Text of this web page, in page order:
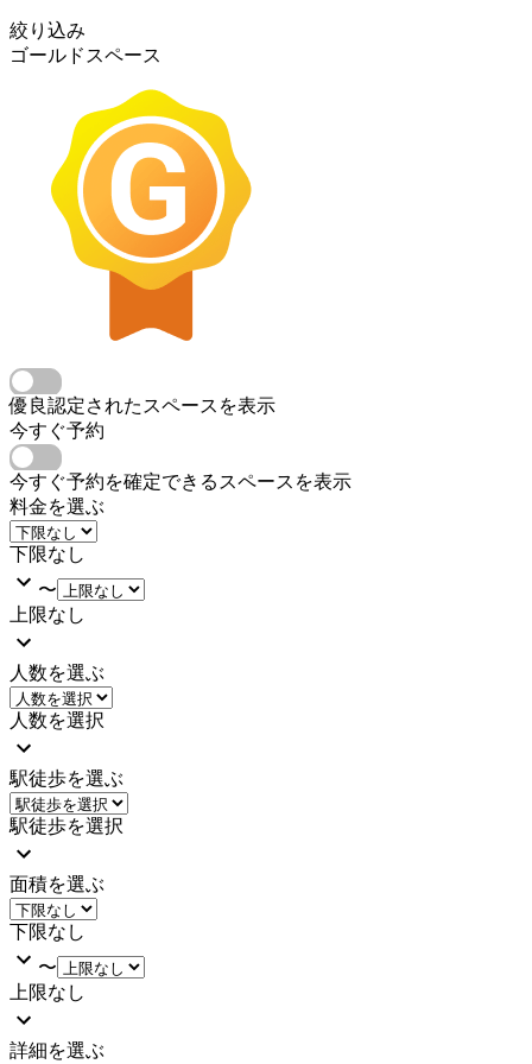
絞り込み
ゴールドスペース
優良認定されたスペースを表示
今すぐ予約
今すぐ予約を確定できるスペースを表示
料金を選ぶ
下限なし
〜
上限なし
人数を選ぶ
人数を選択
駅徒歩を選ぶ
駅徒歩を選択
面積を選ぶ
下限なし
〜
上限なし
詳細を選ぶ